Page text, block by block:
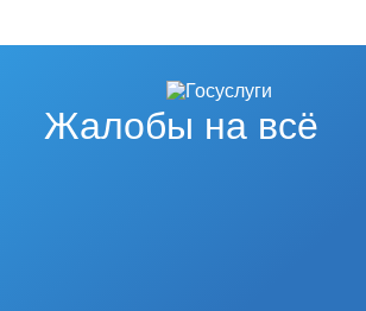
Жалобы на всё